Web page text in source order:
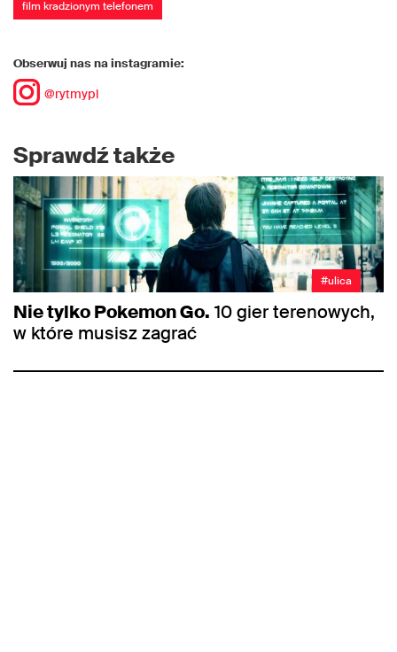
film kradzionym telefonem
Obserwuj nas na instagramie:
@rytmypl
Sprawdź także
#ulica
Nie tylko Pokemon Go. 10 gier terenowych,
w które musisz zagrać